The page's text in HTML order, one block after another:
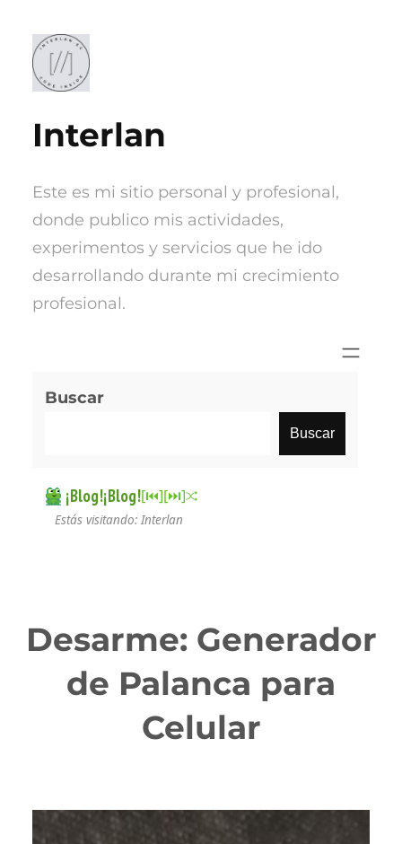
contenido
Interlan
Este es mi sitio personal y profesional,
donde publico mis actividades,
experimentos y servicios que he ido
desarrollando durante mi crecimiento
profesional.
Buscar
Buscar
¡Blog!¡Blog![⏮︎][⏭︎]
Estás visitando: Interlan
Desarme: Generador
de Palanca para
Celular